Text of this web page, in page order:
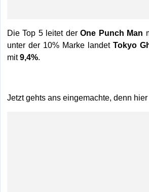
Die Top 5 leitet derOne Punch Man
unter der 10% Marke landet Tokyo
mit9,4%.
Jetzt gehts ans eingemachte, denn hier